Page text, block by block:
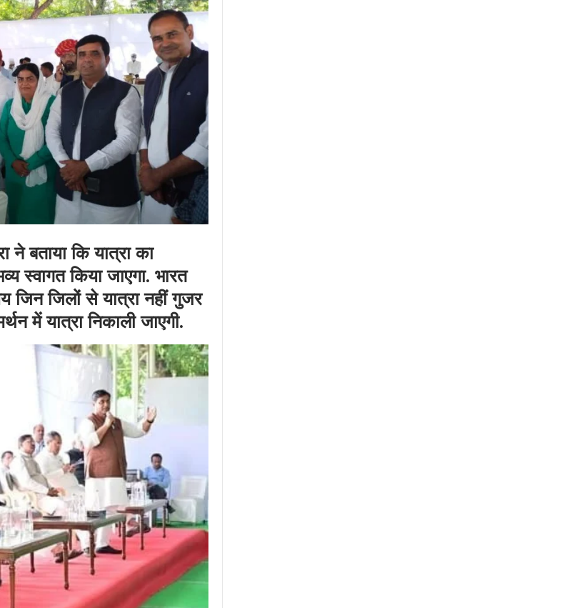
ने बताया कि यात्रा का
स्वागत किया जाएगा. भारत
जिन जिलों से यात्रा नहीं गुजर
में यात्रा निकाली जाएगी.